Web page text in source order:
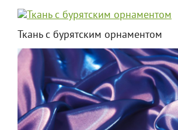
Ткань с бурятским орнаментом